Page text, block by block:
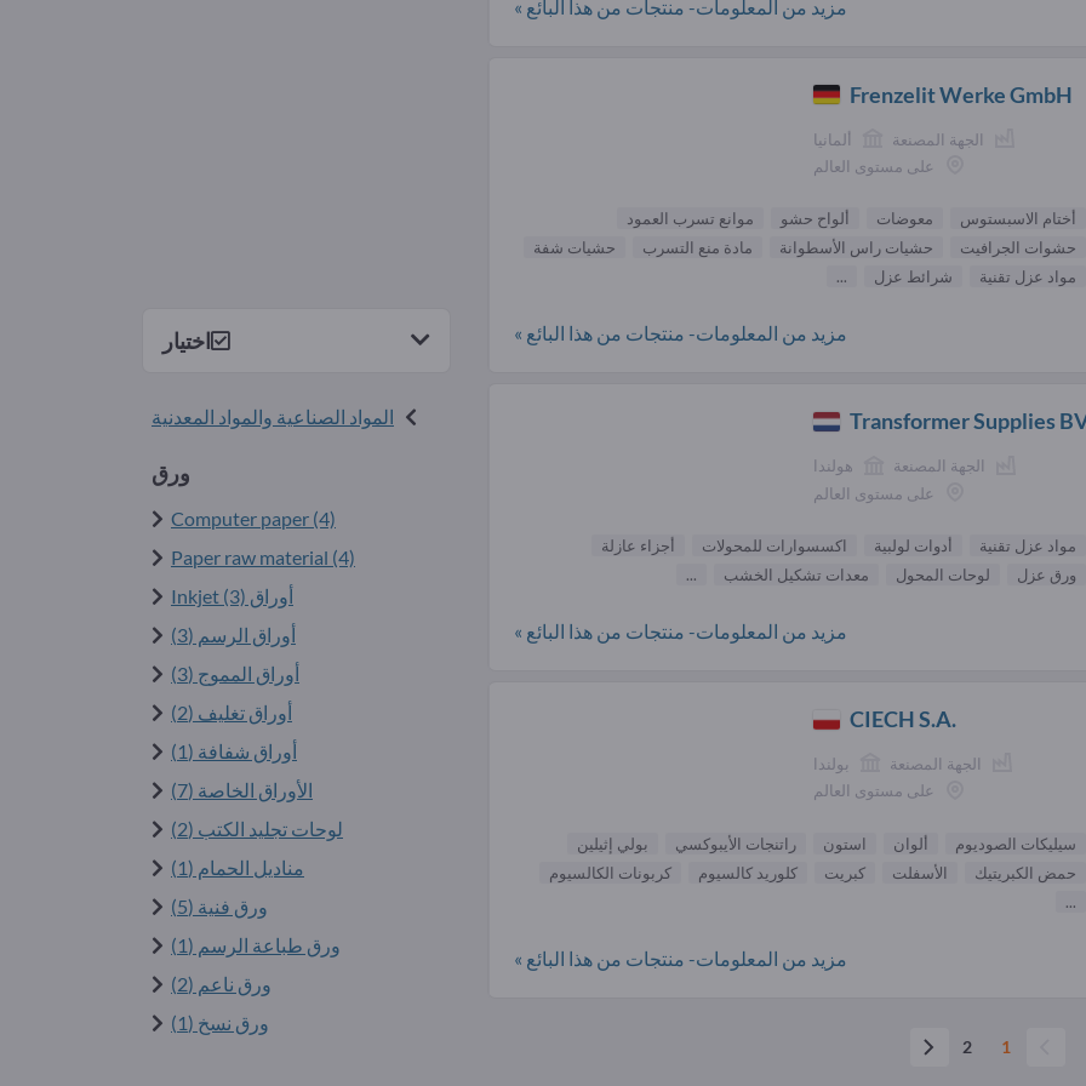
اختيار
المواد الصناعية والمواد المعدنية
ورق
Computer paper (4)
Paper raw material (4)
أوراق Inkjet (3)
أوراق الرسم (3)
أوراق المموج (3)
أوراق تغليف (2)
أوراق شفافة (1)
الأوراق الخاصة (7)
لوحات تجليد الكتب (2)
مناديل الحمام (1)
ورق فنية (5)
ورق طباعة الرسم (1)
ورق ناعم (2)
ورق نسخ (1)
مزيد من المعلومات- منتجات من هذا البائع »
Frenzelit Werke GmbH
الجهة المصنعة
ألمانيا
على مستوى العالم
أختام الاسبستوس معوضات ألواح حشو
موانع تسرب العمود
حشوات الجرافيت
حشيات راس الأسطوانة مادة منع التسرب
حشيات شفة
مواد عزل تقنية
شرائط عزل ...
مزيد من المعلومات- منتجات من هذا البائع »
Transformer Supplies
الجهة المصنعة
هولندا
على مستوى العالم
مواد عزل تقنية أدوات لولبية اكسسوارات للمحولات
أجزاء عازلة
ورق عزل
لوحات المحول معدات تشكيل الخشب ...
مزيد من المعلومات- منتجات من هذا البائع »
CIECH S.A.
الجهة المصنعة
بولندا
على مستوى العالم
سيليكات الصوديوم ألوان استون راتنجات الأيبوكسي
بولي إثيلين
حمض الكبريتيك
الأسفلت كبريت كلوريد كالسيوم
كربونات الكالسيوم
...
مزيد من المعلومات- منتجات من هذا البائع »
1
2